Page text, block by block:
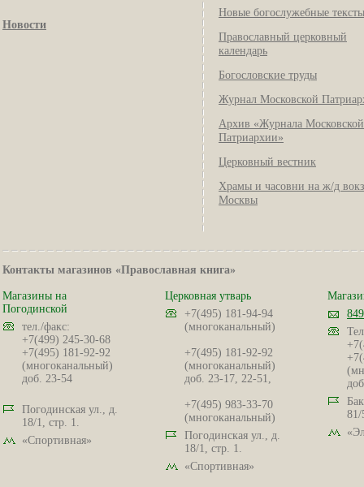
Новости
Новые богослужебные тексты
Православный церковный
календарь
Богословские труды
Журнал Московской
Архив «Журнала Московской
Патриархии»
Церковный вестник
Храмы и часовни на ж/д
Москвы
Контакты магазинов «Православная книга»
Магазины на
Погодинской
тел./факс:
+7(499) 245-30-68
+7(495) 181-92-92
(многоканальный)
доб. 23-54
Погодинская ул., д.
18/1, стр. 1.
«Спортивная»
Церковная утварь
+7(495) 181-94-94
(многоканальный)
+7(495) 181-92-92
(многоканальный)
доб. 23-17, 22-51,
+7(495) 983-33-70
(многоканальный)
Погодинская ул., д.
18/1, стр. 1.
«Спортивная»
81/